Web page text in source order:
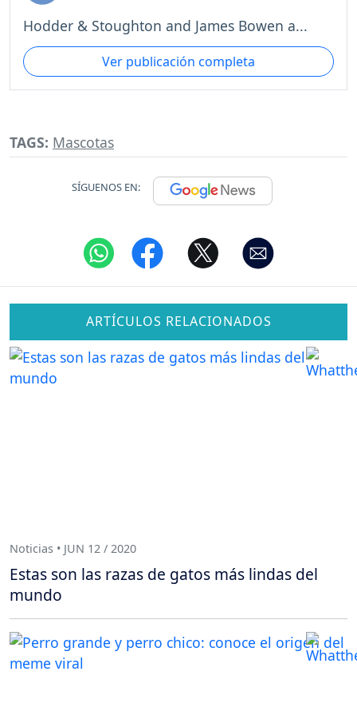
Hodder & Stoughton and James Bowen a...
Ver publicación completa
TAGS: Mascotas
SÍGUENOS EN:
ARTÍCULOS RELACIONADOS
Noticias • JUN 12 / 2020
Estas son las razas de gatos más lindas del
mundo